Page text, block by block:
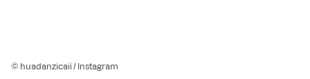
© huadanzicaii / Instagram